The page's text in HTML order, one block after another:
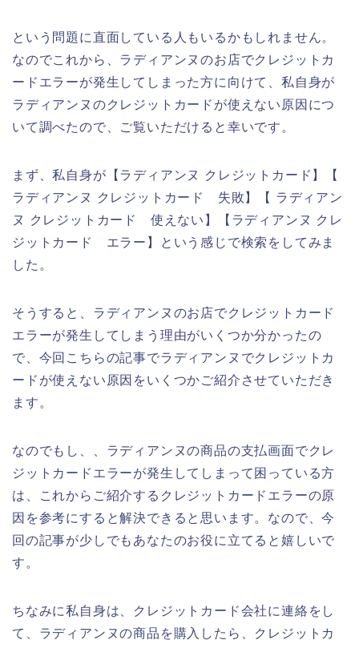
という問題に直面している人もいるかもしれません。
なのでこれから、ラディアンヌのお店でクレジットカ
ードエラーが発生してしまった方に向けて、私自身が
ラディアンヌのクレジットカードが使えない原因につ
いて調べたので、ご覧いただけると幸いです。
まず、私自身が【ラディアンヌ クレジットカード】【
ラディアンヌ クレジットカード 失敗】【 ラディアン
ヌ クレジットカード 使えない】【ラディアンヌ クレ
ジットカード エラー】という感じで検索をしてみま
した。
そうすると、ラディアンヌのお店でクレジットカード
エラーが発生してしまう理由がいくつか分かったの
で、今回こちらの記事でラディアンヌでクレジットカ
ードが使えない原因をいくつかご紹介させていただき
ます。
なのでもし、、ラディアンヌの商品の支払画面でクレ
ジットカードエラーが発生してしまって困っている方
は、これからご紹介するクレジットカードエラーの原
因を参考にすると解決できると思います。なので、今
回の記事が少しでもあなたのお役に立てると嬉しいで
す。
ちなみに私自身は、クレジットカード会社に連絡をし
て、ラディアンヌの商品を購入したら、クレジットカ